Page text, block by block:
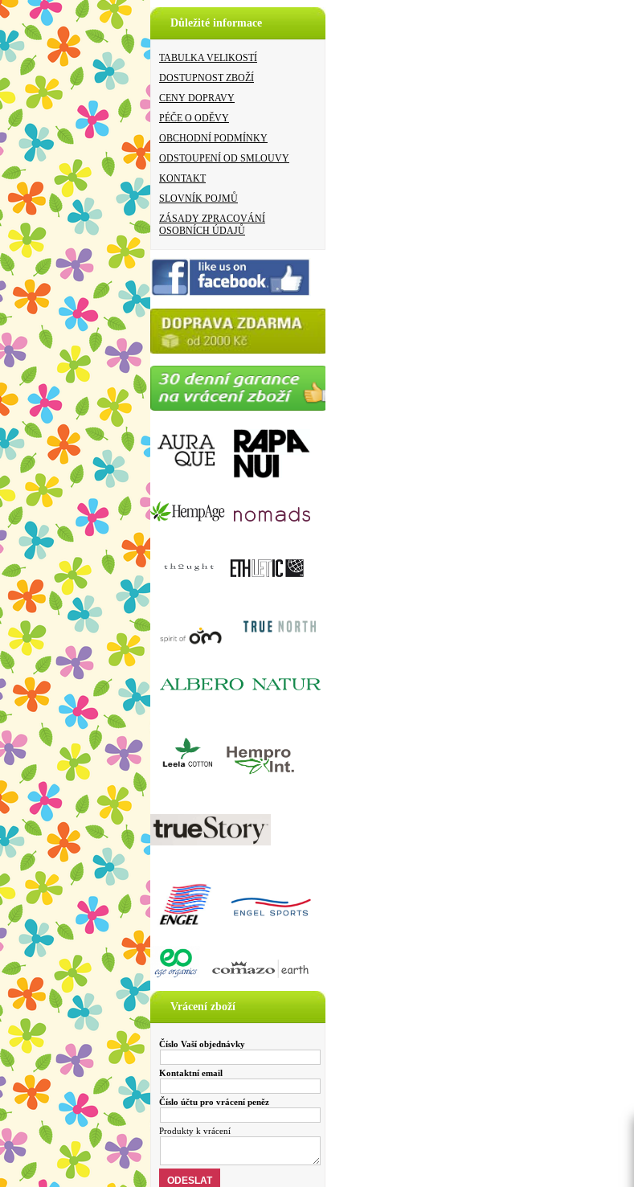
Důležité informace
TABULKA VELIKOSTÍ
DOSTUPNOST ZBOŽÍ
CENY DOPRAVY
PÉČE O ODĚVY
OBCHODNÍ PODMÍNKY
ODSTOUPENÍ OD SMLOUVY
KONTAKT
SLOVNÍK POJMŮ
ZÁSADY ZPRACOVÁNÍ
OSOBNÍCH ÚDAJŮ
Vrácení zboží
Číslo Vaší objednávky
Kontaktní email
Číslo účtu pro vrácení peněz
Produkty k vrácení